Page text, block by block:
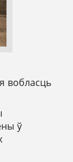
вобласць
ў